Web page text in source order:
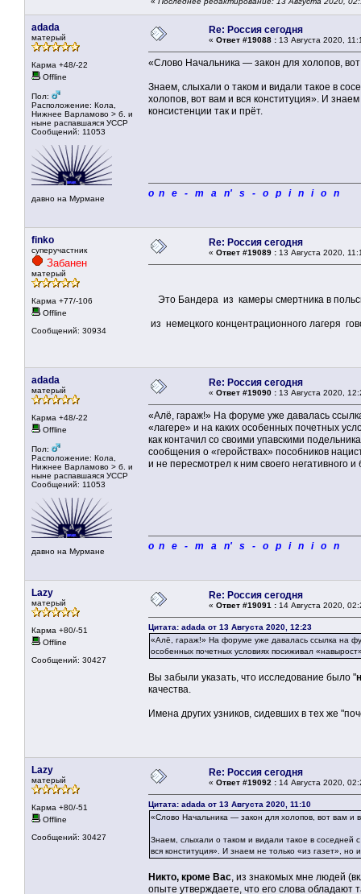
adada
матерый
Карма +48/-22
Offline
Пол:
Расположение: Кола,
Нижнее Варламово > б. и
ныне распавшаяся УССР
Сообщений: 11053
давно на Мурмане
Re: Россия сегодня
« Ответ #19088 : 13 Августа 2020,
«Слово Начальника — закон для холопов,
Знаем, слыхали о таком и видали такое в
холопов, вот вам и вся конституция». И
консистенции так и прёт.
o n e - m a n' s - o p i n i o n
finko
суперучастник
Забанен
матерый
Карма +77/-106
Offline
Сообщений: 30934
Re: Россия сегодня
« Ответ #19089 : 13 Августа 2020,
Это Бандера из камеры смертника в
из немецкого концентрационного лагеря
adada
матерый
Карма +48/-22
Offline
Пол:
Расположение: Кола,
Нижнее Варламово > б. и
ныне распавшаяся УССР
Сообщений: 11053
давно на Мурмане
Re: Россия сегодня
« Ответ #19090 : 13 Августа 2020,
«Алё, гараж!» На форуме уже давалась
«лагере» и на каких особенных почетных
как контачил со своими упавскими
сообщения о «геройствах» пособников
и не пересмотрел к ним своего негативного
o n e - m a n' s - o p i n i o n
Lazy
матерый
Карма +80/-51
Offline
Сообщений: 30427
Re: Россия сегодня
« Ответ #19091 : 14 Августа 2020,
Цитата: adada от 13 Августа 2020, 12:23
«Алё, гараж!» На форуме уже давалась ссылка на
особенных почетных условиях посиживал
Вы забыли указать, что исследование было "
качества.
Имена других узников, сидевших в тех же
Lazy
матерый
Карма +80/-51
Offline
Сообщений: 30427
Re: Россия сегодня
« Ответ #19092 : 14 Августа 2020,
Цитата: adada от 13 Августа 2020, 11:10
«Слово Начальника — закон для холопов, вот вам и
Знаем, слыхали о таком и видали такое в соседней
вся конституция». И знаем не только «из газет», но
Никто, кроме Вас, из знакомых мне людей
опыте утверждаете, что его слова обладают